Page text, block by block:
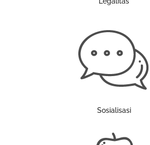
Sosialisasi